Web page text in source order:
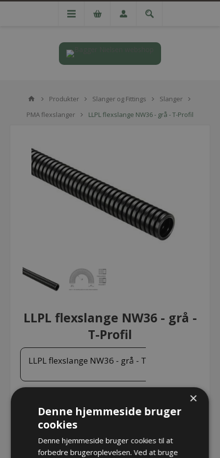
Produkter Slanger og Fittings
Slanger
PMA flexslanger
LLPL flexslange NW36 - grå - T-Profil
LLPL flexslange NW36 - grå -
T-Profil
LLPL flexslange NW36 - grå - T-Profil
LLPL flexslange NW36 - grå - T-Profil, sælges i rulle á
Producent: PMA - ABB Schweitzerland Ltd
×
Denne hjemmeside bruger
cookies
Denne hjemmeside bruger cookies til at
forbedre brugeroplevelsen. Ved at bruge